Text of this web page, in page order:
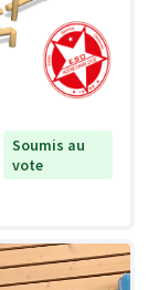
Soumis au
vote